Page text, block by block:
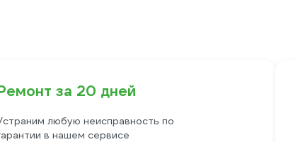
за 20 дней
любую неисправность по
в нашем сервисе